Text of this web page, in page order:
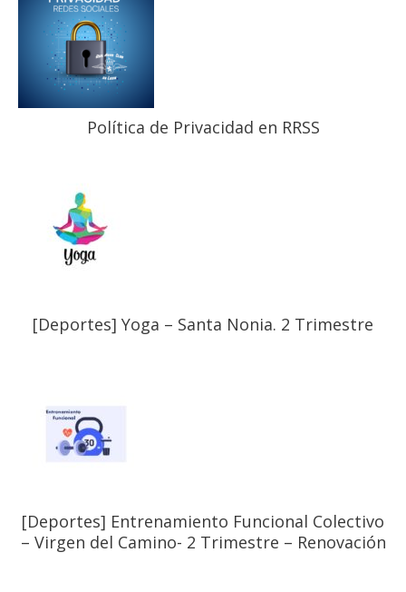
Política de Privacidad en RRSS
[Deportes] Yoga – Santa Nonia. 2 Trimestre
[Deportes] Entrenamiento Funcional Colectivo
– Virgen del Camino- 2 Trimestre – Renovación